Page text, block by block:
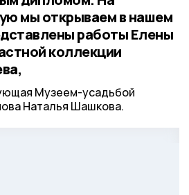
мы открываем в нашем
работы Елены
коллекции
Музеем-усадьбой
Наталья Шашкова.